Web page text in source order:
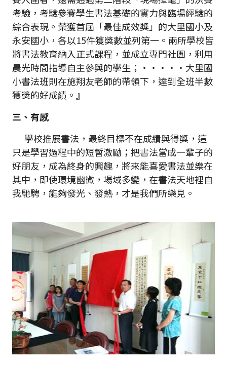
考驗，考驗參賽學生書法基礎的實力與臨場經驗的
綜合表現。榮獲首屆「最佳成效獎」的大里國小及
永安國小，各以15件獲獎數並列第一。兩所學校皆
將書法教育納入正式課程，並成立專門社團，利用
晨光時間指導自主參與的學生；‧‧‧‧‧大里國
小書法班則在施翔友老師的帶領下，達到全班半數
獲獎的好成績。』
三、有感
學校推展書法，最終目標不在成績與得獎，這
只是學習過程中的短暫激勵；把書法當成一輩子的
好朋友，成為終身的興趣，將來能喜愛書法並樂在
其中，即使環境幽微，場域多變，在書法天地裡自
我馳騁，能夠發光、發熱，才是我們所樂見。